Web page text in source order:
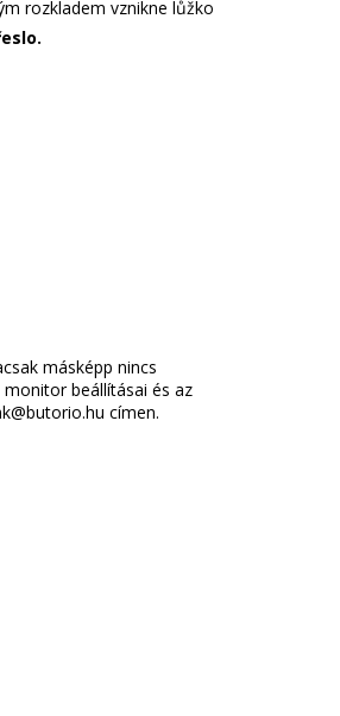
rozkladem vznikne lůžko
másképp nincs
beállításai és az
címen.